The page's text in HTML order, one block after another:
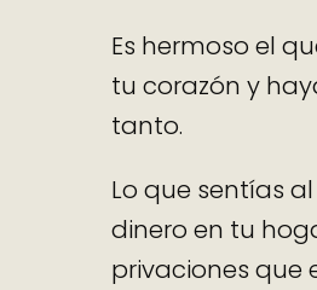
Es hermoso el
tu corazón y
tanto.
Lo que sentías
dinero en tu
privaciones que